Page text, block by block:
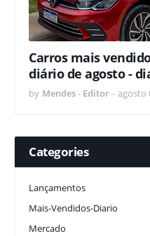
Carros mais
diário de agosto -
by Mendes - Editor - agosto
Categories
Lançamentos
Mais-Vendidos-Diario
Mercado